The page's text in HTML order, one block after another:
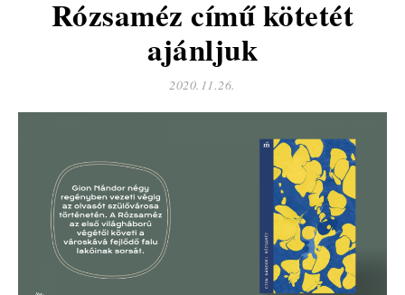
Rózsaméz című kötetét
ajánljuk
2020.11.26.